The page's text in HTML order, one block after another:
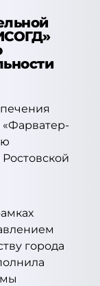
города